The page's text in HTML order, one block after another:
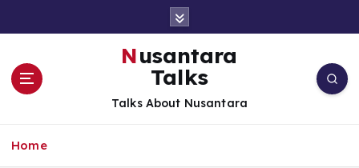
Nusantara
Talks
Talks About Nusantara
Home